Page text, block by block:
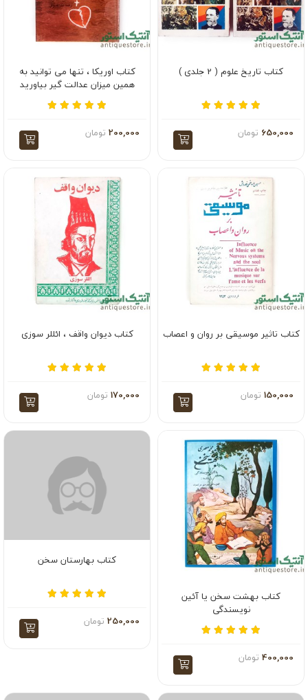
کتاب تاریخ علوم ( 2 جلدی )
650,000 تومان
کتاب اوریکا ، تنها می توانید به
همین میزان عدالت گیر بیاورید
200,000 تومان
کتاب تاثیر موسیقی بر روان و اعصاب
150,000 تومان
کتاب دیوان واقف ، ائللر سوزی
170,000 تومان
کتاب بهشت سخن یا آئین
نویسندگی
400,000 تومان
کتاب بهارستان سخن
250,000 تومان